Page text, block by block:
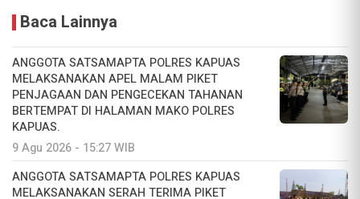
Baca Lainnya
ANGGOTA SATSAMAPTA POLRES KAPUAS
MELAKSANAKAN APEL MALAM PIKET
PENJAGAAN DAN PENGECEKAN TAHANAN
BERTEMPAT DI HALAMAN MAKO POLRES
KAPUAS.
9 Agu 2026 - 15:27 WIB
ANGGOTA SATSAMAPTA POLRES KAPUAS
MELAKSANAKAN SERAH TERIMA PIKET